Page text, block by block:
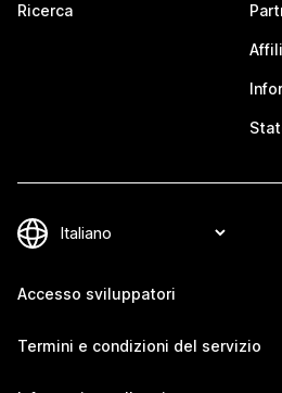
Ricerca
Accesso sviluppatori
Termini e condizioni del servizio